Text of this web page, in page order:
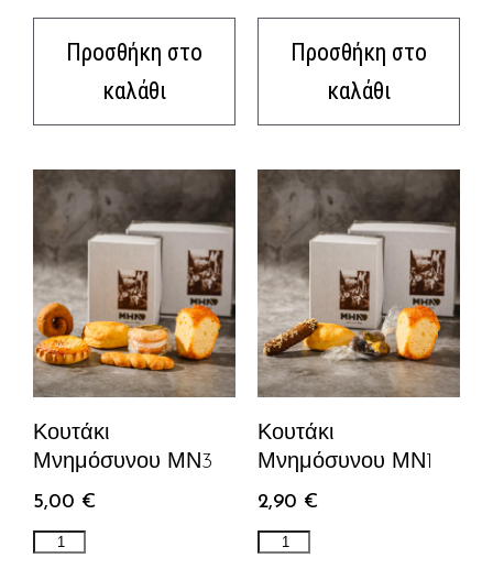
Προσθήκη στο
καλάθι
Προσθήκη στο
καλάθι
Κουτάκι
Μνημόσυνου ΜΝ3
5,00 €
Κουτάκι
Μνημόσυνου ΜΝ1
2,90 €